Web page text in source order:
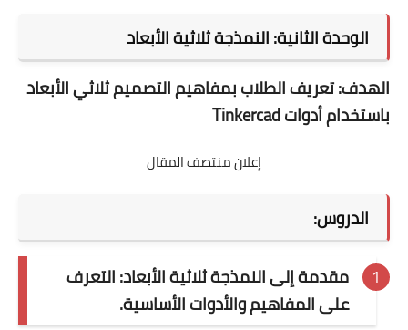
الوحدة الثانية: النمذجة ثلاثية الأبعاد
الهدف:تعريف الطلاب بمفاهيم التصميم ثلاثي الأبعاد
باستخدام أدواتTinkercad
إعلان منتصف المقال
الدروس:
مقدمة إلى النمذجة ثلاثية الأبعاد: التعرف
على المفاهيم والأدوات الأساسية.